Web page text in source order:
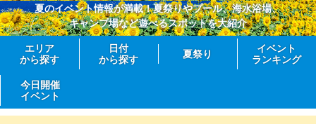
夏のイベント情報が満載！夏祭りやプール、海水浴場、
キャンプ場など遊べるスポットを大紹介
エリア
から探す
日付
から探す
夏祭り
イベント
ランキング
今日開催
イベント